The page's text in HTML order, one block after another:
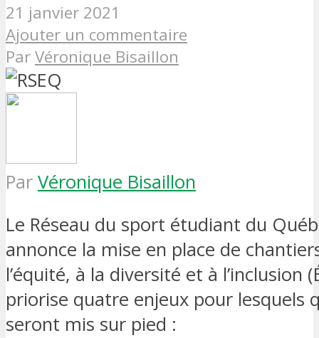
21 janvier 2021
Ajouter un commentaire
ParVéronique Bisaillon
Par Véronique Bisaillon
Le Réseau du sport étudiant du
annonce la mise en place de
l’équité, à la diversité et à l’inclusion
priorise quatre enjeux pour lesquels
seront mis sur pied :